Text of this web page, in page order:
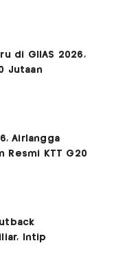
di GIIAS 2026,
Jutaan
Airlangga
Resmi KTT G20
Intip